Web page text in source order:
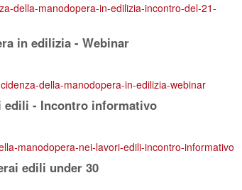
della-manodopera-in-edilizia-incontro-del-21-
in edilizia - Webinar
della-manodopera-in-edilizia-webinar
edili - Incontro informativo
manodopera-nei-lavori-edili-incontro-informativo
edili under 30